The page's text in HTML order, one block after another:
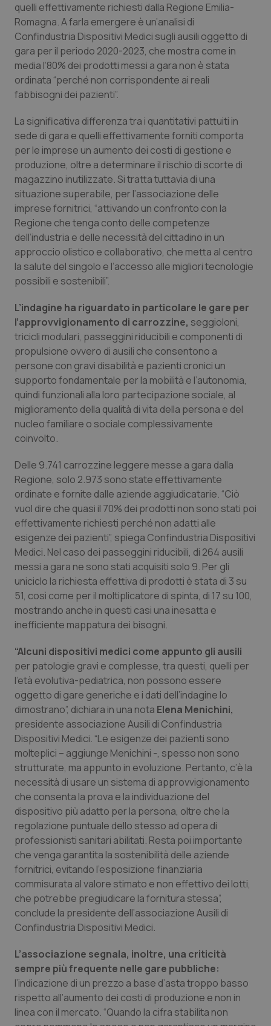
Emilia-Romagna
Friuli Venezia Giulia
Lazio
Lombardia
Marche
Molise
Piemonte
Provincia Autonoma di Bolzano
Puglia
Sardegna
Sicilia
Toscana
Valle D’Aosta
Veneto
Colesterolo & coronaropatie
Dermatite Atopica
Diabete & glucometri
Dolore
Donna & Salute
Epatiti
HIV
Infezioni & Febbre
Malattie rare
Malattia di Crohn & Rettocolite Ulcerosa
Neuroscienze & patologie neurodegenerative
Obesità
Oncodermatologia
Oncoematologia
Oncologia & Nutrizione
Psoriasi & pelle
Quotidiano Cardiologia
Quotidiano Oncologia
Quotidiano Pediatria
Rene & patologie urogenitali
Salute orale & impianti
Sangue & coagulazione
Tiroide
Tumore al seno
Tumore ovarico
Tumori del Polmone & Testa Collo
Tumori gastrointestinali
Ulcera & Reflusso
Vaccini
quelli effettivamente richiesti dalla Regione Emilia-
Romagna. A farla emergere è un’analisi di
Confindustria Dispositivi Medici sugli ausili oggetto di
gara per il periodo 2020-2023, che mostra come in
media l’80% dei prodotti messi a gara non è stata
ordinata “perché non corrispondente ai reali
fabbisogni dei pazienti”.
La significativa differenza tra i quantitativi pattuiti in
sede di gara e quelli effettivamente forniti comporta
per le imprese un aumento dei costi di gestione e
produzione, oltre a determinare il rischio di scorte di
magazzino inutilizzate. Si tratta tuttavia di una
situazione superabile, per l’associazione delle
imprese fornitrici, “attivando un confronto con la
Regione che tenga conto delle competenze
dell’industria e delle necessità del cittadino in un
approccio olistico e collaborativo, che metta al centro
la salute del singolo e l’accesso alle migliori tecnologie
possibili e sostenibili”.
L’indagine ha riguardato in particolare le gare per
l’approvvigionamento di carrozzine, seggioloni,
tricicli modulari, passeggini riducibili e componenti di
propulsione ovvero di ausili che consentono a
persone con gravi disabilità e pazienti cronici un
supporto fondamentale per la mobilità e l’autonomia,
quindi funzionali alla loro partecipazione sociale, al
miglioramento della qualità di vita della persona e del
nucleo familiare o sociale complessivamente
coinvolto.
Delle 9.741 carrozzine leggere messe a gara dalla
Regione, solo 2.973 sono state effettivamente
ordinate e fornite dalle aziende aggiudicatarie. “Ciò
vuol dire che quasi il 70% dei prodotti non sono stati poi
effettivamente richiesti perché non adatti alle
esigenze dei pazienti”, spiega Confindustria Dispositivi
Medici. Nel caso dei passeggini riducibili, di 264 ausili
messi a gara ne sono stati acquisiti solo 9. Per gli
uniciclo la richiesta effettiva di prodotti è stata di 3 su
51, così come per il moltiplicatore di spinta, di 17 su 100,
mostrando anche in questi casi una inesatta e
inefficiente mappatura dei bisogni.
“Alcuni dispositivi medici come appunto gli ausili
per patologie gravi e complesse, tra questi, quelli per
l’età evolutiva-pediatrica, non possono essere
oggetto di gare generiche e i dati dell’indagine lo
dimostrano”, dichiara in una nota Elena Menichini,
presidente associazione Ausili di Confindustria
Dispositivi Medici. “Le esigenze dei pazienti sono
molteplici – aggiunge Menichini -, spesso non sono
strutturate, ma appunto in evoluzione. Pertanto, c’è la
necessità di usare un sistema di approvvigionamento
che consenta la prova e la individuazione del
dispositivo più adatto per la persona, oltre che la
regolazione puntuale dello stesso ad opera di
professionisti sanitari abilitati. Resta poi importante
che venga garantita la sostenibilità delle aziende
fornitrici, evitando l’esposizione finanziaria
commisurata al valore stimato e non effettivo dei lotti,
che potrebbe pregiudicare la fornitura stessa”,
conclude la presidente dell’associazione Ausili di
Confindustria Dispositivi Medici.
L’associazione segnala, inoltre, una criticità
sempre più frequente nelle gare pubbliche:
l’indicazione di un prezzo a base d’asta troppo basso
rispetto all’aumento dei costi di produzione e non in
linea con il mercato. “Quando la cifra stabilita non